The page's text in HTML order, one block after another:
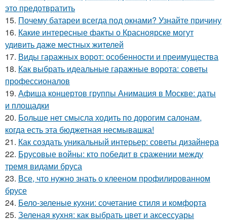
это предотвратить
15. Почему батареи всегда под окнами? Узнайте причину
16. Какие интересные факты о Красноярске могут
удивить даже местных жителей
17. Виды гаражных ворот: особенности и преимущества
18. Как выбрать идеальные гаражные ворота: советы
профессионалов
19. Афиша концертов группы Анимация в Москве: даты
и площадки
20. Больше нет смысла ходить по дорогим салонам,
когда есть эта бюджетная несмывашка!
21. Как создать уникальный интерьер: советы дизайнера
22. Брусовые войны: кто победит в сражении между
тремя видами бруса
23. Все, что нужно знать о клееном профилированном
брусе
24. Бело-зеленые кухни: сочетание стиля и комфорта
25. Зеленая кухня: как выбрать цвет и аксессуары